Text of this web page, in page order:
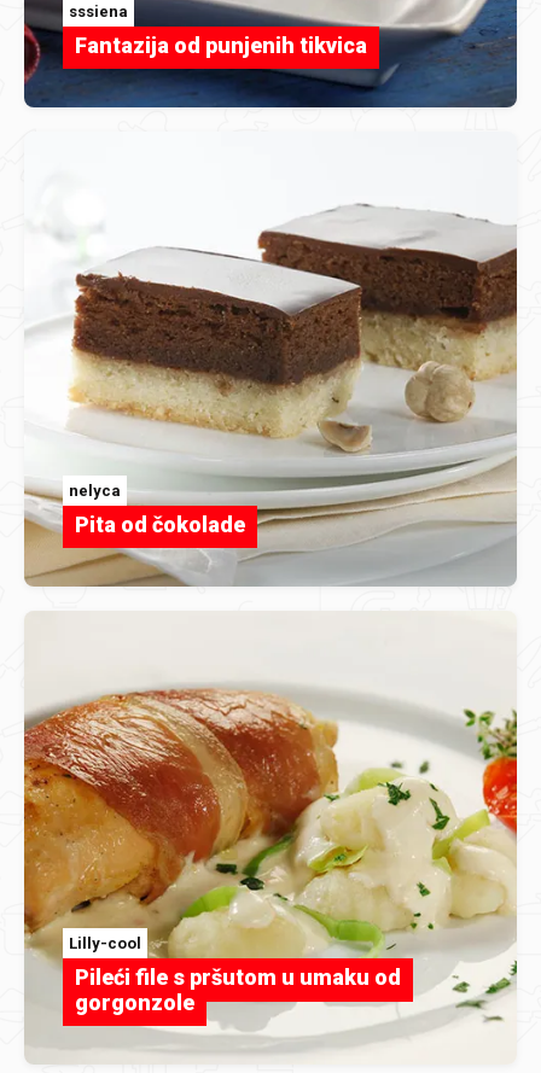
sssiena
Fantazija od punjenih tikvica
nelyca
Pita od čokolade
Lilly-cool
Pileći file s pršutom u umaku od
gorgonzole